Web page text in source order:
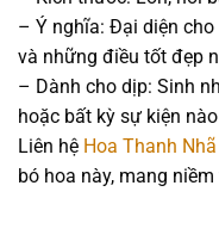
– Ý nghĩa: Đại diện
và những điều tốt đẹp
– Dành cho dịp: Sinh
hoặc bất kỳ sự kiện
Liên hệ Hoa Thanh Nhã
bó hoa này, mang